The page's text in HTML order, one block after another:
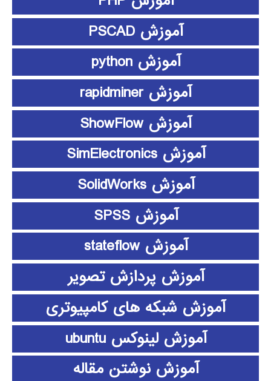
آموزش PSCAD
آموزش python
آموزش rapidminer
آموزش ShowFlow
آموزش SimElectronics
آموزش SolidWorks
آموزش SPSS
آموزش stateflow
آموزش پردازش تصویر
آموزش شبکه های کامپیوتری
آموزش لینوکس ubuntu
آموزش نوشتن مقاله